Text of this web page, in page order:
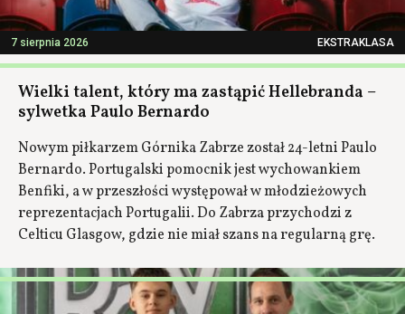
7 sierpnia 2026 EKSTRAKLASA
Wielki talent, który ma zastąpić Hellebranda –
sylwetka Paulo Bernardo
Nowym piłkarzem Górnika Zabrze został 24-letni Paulo
Bernardo. Portugalski pomocnik jest wychowankiem
Benfiki, a w przeszłości występował w młodzieżowych
reprezentacjach Portugalii. Do Zabrza przychodzi z
Celticu Glasgow, gdzie nie miał szans na regularną grę.